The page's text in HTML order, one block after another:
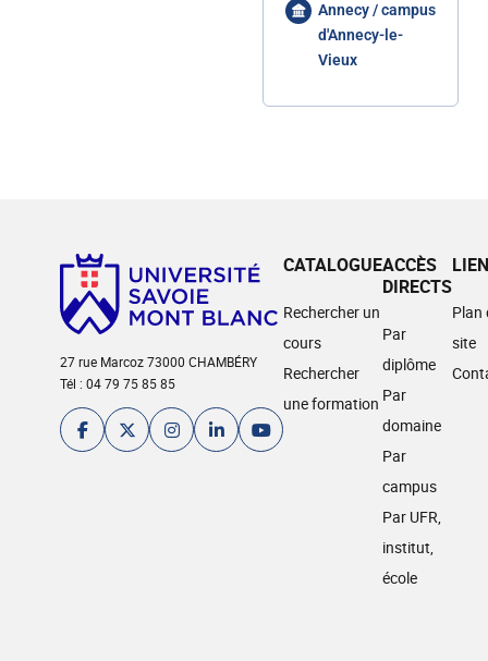
Annecy / campus
d'Annecy-le-
Vieux
27 rue Marcoz 73000 CHAMBÉRY
Tél : 04 79 75 85 85
CATALOGUE
Rechercher un
cours
Rechercher
une formation
ACCÈS
DIRECTS
Par
diplôme
Par
domaine
Par
campus
Par UFR,
institut,
école
Plan
site